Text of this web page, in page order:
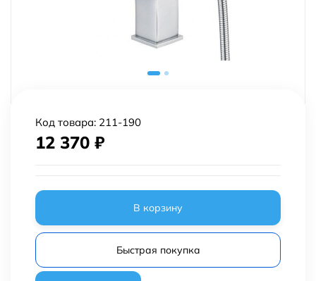
Код товара: 211-190
12 370 ₽
В корзину
Быстрая покупка